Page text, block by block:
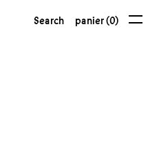
Search panier (0)